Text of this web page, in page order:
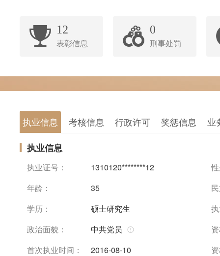
12
表彰信息
0
刑事处罚
执业信息 考核信息 行政许可 奖惩信息 业
执业信息
执业证号： 1310120********12
年龄：
35
学历：
硕士研究生
政治面貌：
中共党员
首次执业时间：
2016-08-10